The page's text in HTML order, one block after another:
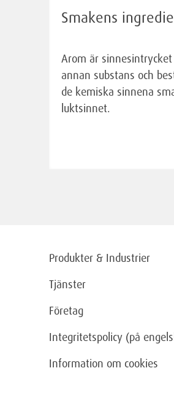
Smakens
Arom är
annan substans och
de kemiska sinnena
luktsinnet.
Produkter & Industrier
Tjänster
Företag
Integritetspolicy (på
Information om cookies